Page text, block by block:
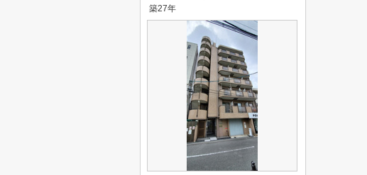
築27年